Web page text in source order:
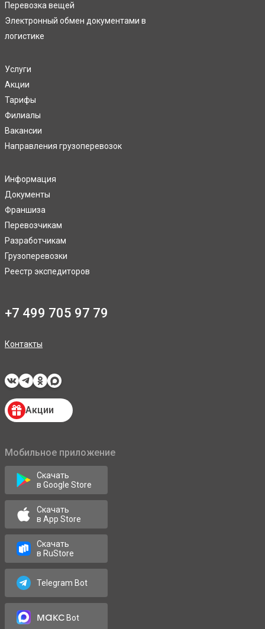
Перевозка вещей
Электронный обмен документами в
логистике
Услуги
Акции
Тарифы
Филиалы
Вакансии
Направления грузоперевозок
Информация
Документы
Франшиза
Перевозчикам
Разработчикам
Грузоперевозки
Реестр экспедиторов
+7 499 705 97 79
Контакты
Акции
Мобильное приложение
Скачать
в Google Store
Скачать
в App Store
Скачать
в RuStore
Telegram Bot
максBot